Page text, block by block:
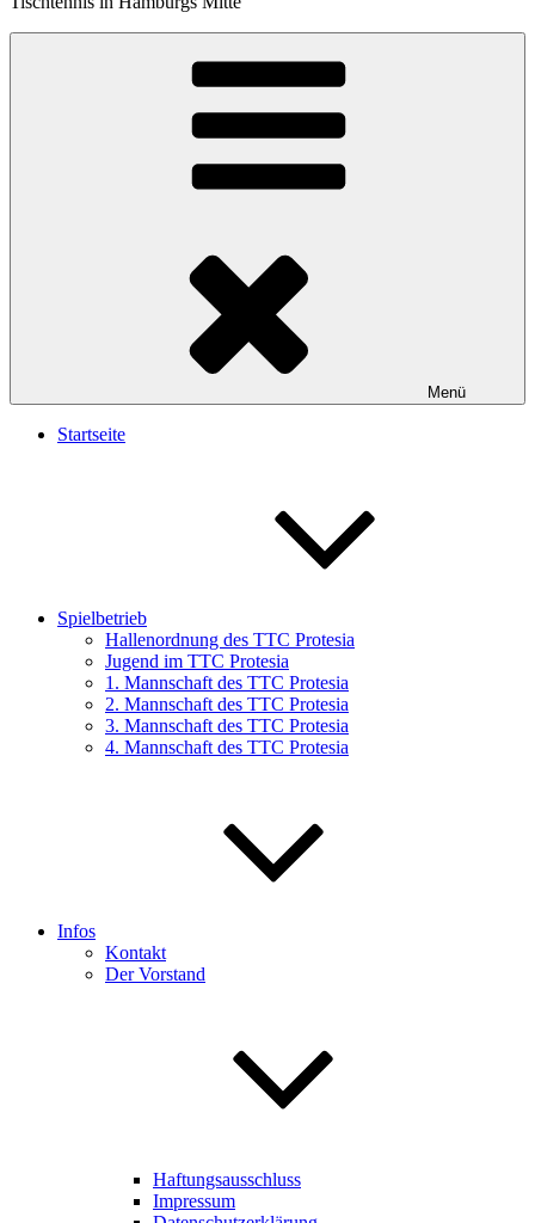
Menü
Startseite
Spielbetrieb
Hallenordnung des TTC Protesia
Jugend im TTC Protesia
1. Mannschaft des TTC Protesia
2. Mannschaft des TTC Protesia
3. Mannschaft des TTC Protesia
4. Mannschaft des TTC Protesia
Infos
Kontakt
Der Vorstand
Haftungsausschluss
Impressum